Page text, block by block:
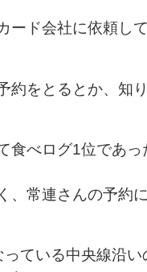
ード会社に依頼し
約をとるとか、知
食べログ1位であ
、常連さんの予約
ている中央線沿い